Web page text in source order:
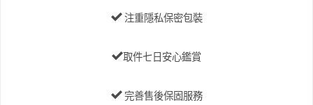
注重隱私保密包裝
取件七日安心鑑賞
完善售後保固服務